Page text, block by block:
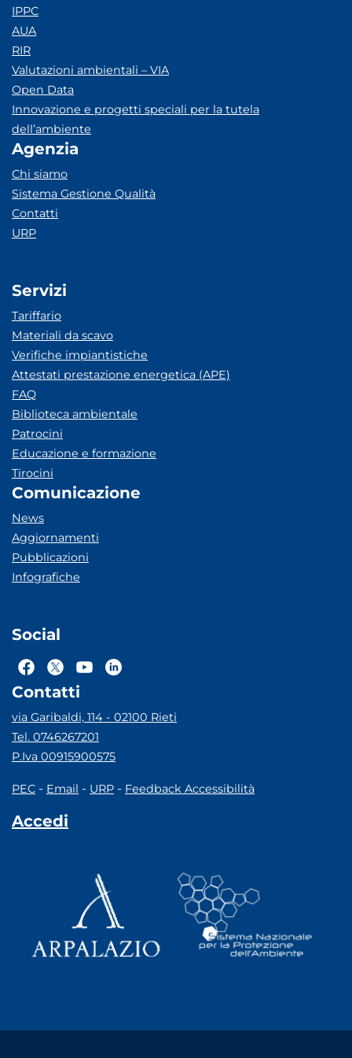
IPPC
AUA
RIR
Valutazioni ambientali – VIA
Open Data
Innovazione e progetti speciali per la tutela
dell’ambiente
Agenzia
Chi siamo
Sistema Gestione Qualità
Contatti
URP
Servizi
Tariffario
Materiali da scavo
Verifiche impiantistiche
Attestati prestazione energetica (APE)
FAQ
Biblioteca ambientale
Patrocini
Educazione e formazione
Tirocini
Comunicazione
News
Aggiornamenti
Pubblicazioni
Infografiche
Social
Contatti
via Garibaldi, 114 - 02100 Rieti
Tel. 0746267201
P.Iva 00915900575
PEC - Email - URP - Feedback Accessibilità
Accedi